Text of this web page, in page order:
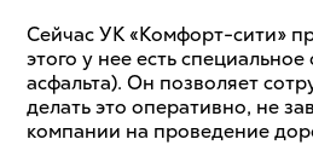
Сейчас УК «Комфорт-сити»
этого у нее есть
асфальта). Он позволяет
делать это оперативно, не
компании на проведение